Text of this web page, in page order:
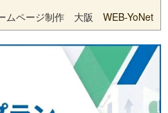
ムページ制作 大阪 WEB-YoNet